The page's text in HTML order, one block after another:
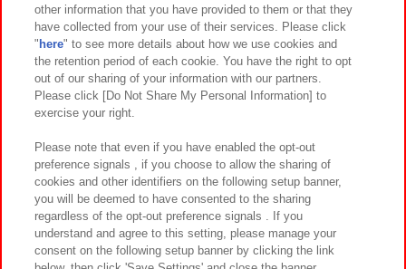
関連会社 サステナビリティ サイトポリシー
プライバシーポリシー ウェブアクセシビリティ方針と検証結果
お取引先さまとともに
カスタマーハラスメント対応方針 よくあるご質問・お問い合わせ
other information that you have provided to them or that they
have collected from your use of their services. Please click
" here" to see more details about how we use cookies and
the retention period of each cookie. You have the right to opt
out of our sharing of your information with our partners.
Please click [Do Not Share My Personal Information] to
exercise your right.
Please note that even if you have enabled the opt-out
preference signals , if you choose to allow the sharing of
cookies and other identifiers on the following setup banner,
you will be deemed to have consented to the sharing
regardless of the opt-out preference signals . If you
understand and agree to this setting, please manage your
consent on the following setup banner by clicking the link